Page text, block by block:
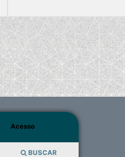
BUSCAR
Acesso